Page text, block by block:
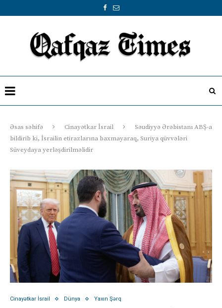
Əsas səhifə Cinayətkar İsrail
Səudiyyə Ərəbistanı ABŞ-a
bildirib ki, İsrailin etirazlarına baxmayaraq, Suriya qüvvələri
Süveydaya yerləşdirilməlidir
Cinayətkar İsrail Dünya Yaxın Şərq